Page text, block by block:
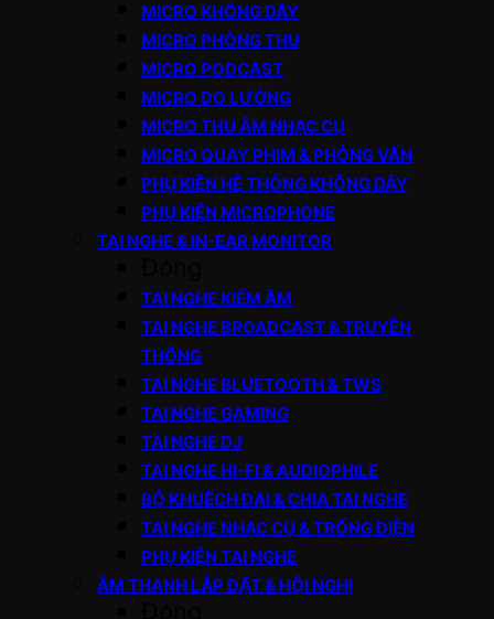
MICRO KHÔNG DÂY
MICRO PHÒNG THU
MICRO PODCAST
MICRO ĐO LƯỜNG
MICRO THU ÂM NHẠC CỤ
MICRO QUAY PHIM & PHỎNG VẤN
PHỤ KIỆN HỆ THỐNG KHÔNG DÂY
PHỤ KIỆN MICROPHONE
TAI NGHE & IN-EAR MONITOR
TAI NGHE KIỂM ÂM
TAI NGHE BROADCAST & TRUYỀN
THÔNG
TAI NGHE BLUETOOTH & TWS
TAI NGHE GAMING
TAI NGHE DJ
TAI NGHE HI-FI & AUDIOPHILE
BỘ KHUẾCH ĐẠI & CHIA TAI NGHE
TAI NGHE NHẠC CỤ & TRỐNG ĐIỆN
PHỤ KIỆN TAI NGHE
ÂM THANH LẮP ĐẶT & HỘI NGHỊ